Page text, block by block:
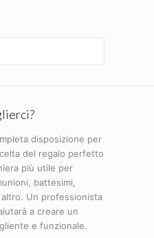
disposizione per
del regalo perfetto
più utile per
battesimi,
Un professionista
a creare un
e funzionale.